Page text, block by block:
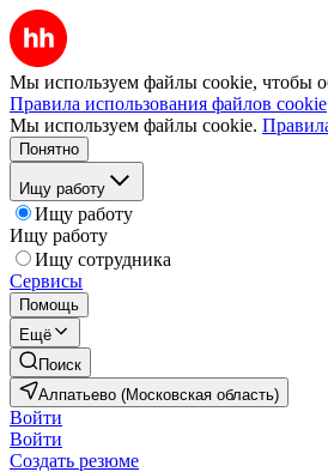
Мы используем файлы cookie, чтобы
Правила использования файлов cookie
Мы используем файлы cookie.
Понятно
Ищу работу
Ищу работу
Ищу работу
Ищу сотрудника
Сервисы
Помощь
Ещё
Поиск
Алпатьево (Московская область)
Войти
Войти
Создать резюме